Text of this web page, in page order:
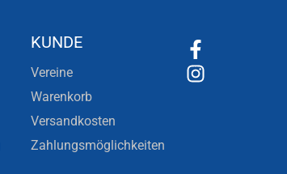
KUNDE
Vereine
Warenkorb
Versandkosten
Zahlungsmöglichkeiten